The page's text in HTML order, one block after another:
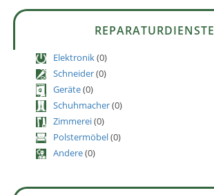
REPARATURDIENSTE
Elektronik(0)
Schneider(0)
Geräte(0)
Schuhmacher(0)
Zimmerei(0)
Polstermöbel(0)
Andere(0)